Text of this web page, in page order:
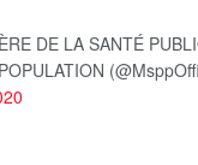
DE LA SANTÉ